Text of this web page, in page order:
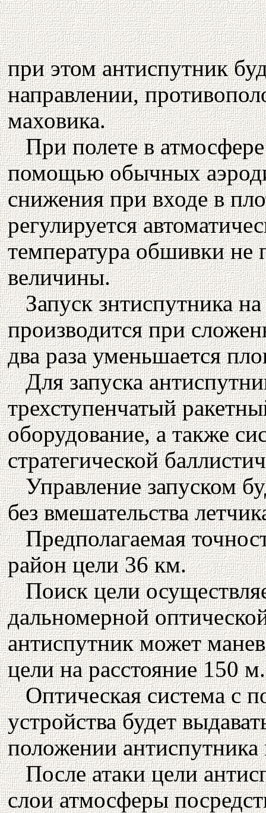
при этом антиспутник
направлении,
маховика.
При полете в
помощью обычных
снижения при входе в
регулируется
температура обшивки
величины.
Запуск знтиспутника
производится при
два раза уменьшается
Для запуска
трехступенчатый
оборудование, а также
стратегической
Управление запуском
без вмешательства
Предполагаемая
район цели 36 км.
Поиск цели
дальномерной
антиспутник может
цели на расстояние 150 м.
Оптическая система с
устройства будет
положении
После атаки цели
слои атмосферы